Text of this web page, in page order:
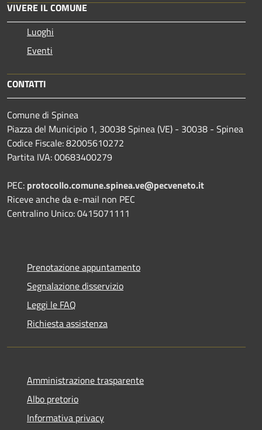
VIVERE IL COMUNE
Luoghi
Eventi
CONTATTI
Comune di Spinea
Piazza del Municipio 1, 30038 Spinea (VE) - 30038 - Spinea
Codice Fiscale: 82005610272
Partita IVA: 00683400279
PEC: protocollo.comune.spinea.ve@pecveneto.it
Riceve anche da e-mail non PEC
Centralino Unico: 0415071111
Prenotazione appuntamento
Segnalazione disservizio
Leggi le FAQ
Richiesta assistenza
Amministrazione trasparente
Albo pretorio
Informativa privacy